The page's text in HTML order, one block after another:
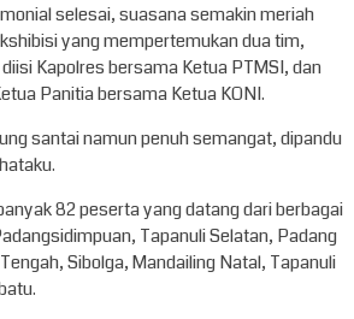
selesai, suasana semakin meriah
yang mempertemukan dua tim,
Kapolres bersama Ketua PTMSI, dan
Panitia bersama Ketua KONI.
santai namun penuh semangat, dipandu
82 peserta yang datang dari berbagai
Tapanuli Selatan, Padang
Sibolga, Mandailing Natal, Tapanuli